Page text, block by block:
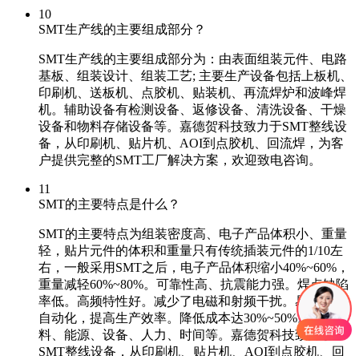
10
SMT生产线的主要组成部分？
SMT生产线的主要组成部分为：由表面组装元件、电路
基板、组装设计、组装工艺; 主要生产设备包括上板机、
印刷机、送板机、点胶机、贴装机、再流焊炉和波峰焊
机。辅助设备有检测设备、返修设备、清洗设备、干燥
设备和物料存储设备等。嘉德贺科技致力于SMT整线设
备，从印刷机、贴片机、AOI到点胶机、回流焊，为客
户提供完整的SMT工厂解决方案，欢迎致电咨询。
11
SMT的主要特点是什么？
SMT的主要特点为组装密度高、电子产品体积小、重量
轻，贴片元件的体积和重量只有传统插装元件的1/10左
右，一般采用SMT之后，电子产品体积缩小40%~60%，
重量减轻60%~80%。可靠性高、抗震能力强。焊点缺陷
率低。高频特性好。减少了电磁和射频干扰。易于实现
自动化，提高生产效率。降低成本达30%~50%。节省材
料、能源、设备、人力、时间等。嘉德贺科技致力于
SMT整线设备，从印刷机、贴片机、AOI到点胶机、回